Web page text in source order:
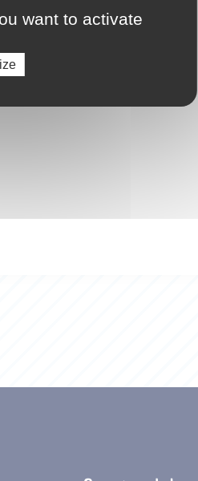
want to activate